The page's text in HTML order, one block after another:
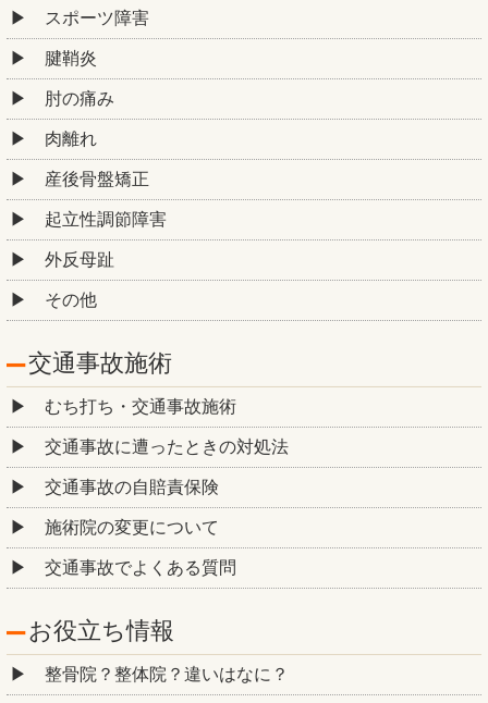
スポーツ障害
腱鞘炎
肘の痛み
肉離れ
産後骨盤矯正
起立性調節障害
外反母趾
その他
交通事故施術
むち打ち・交通事故施術
交通事故に遭ったときの対処法
交通事故の自賠責保険
施術院の変更について
交通事故でよくある質問
お役立ち情報
整骨院？整体院？違いはなに？